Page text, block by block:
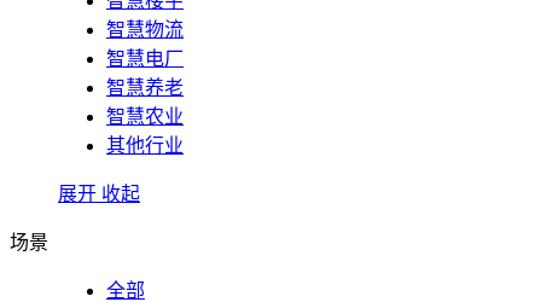
智慧物流
智慧电厂
智慧养老
智慧农业
其他行业
展开 收起
场景
全部